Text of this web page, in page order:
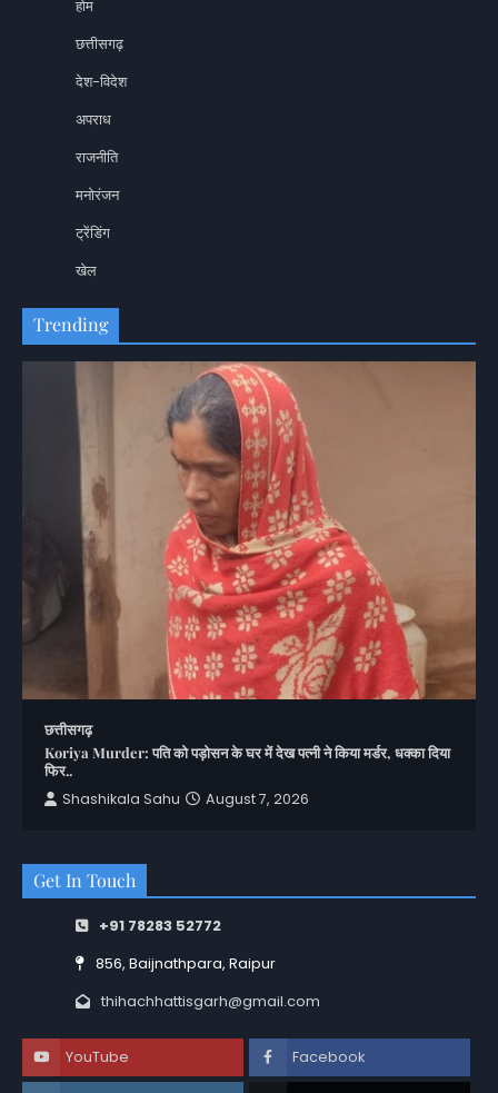
होम
छत्तीसगढ़
देश-विदेश
अपराध
राजनीति
मनोरंजन
ट्रेंडिंग
खेल
Trending
छत्तीसगढ़
Koriya Murder: पति को पड़ोसन के घर में देख पत्नी ने किया मर्डर, धक्का दिया
फिर..
Shashikala Sahu
August 7, 2026
Get In Touch
+91 78283 52772
856, Baijnathpara, Raipur
thihachhattisgarh@gmail.com
YouTube Facebook